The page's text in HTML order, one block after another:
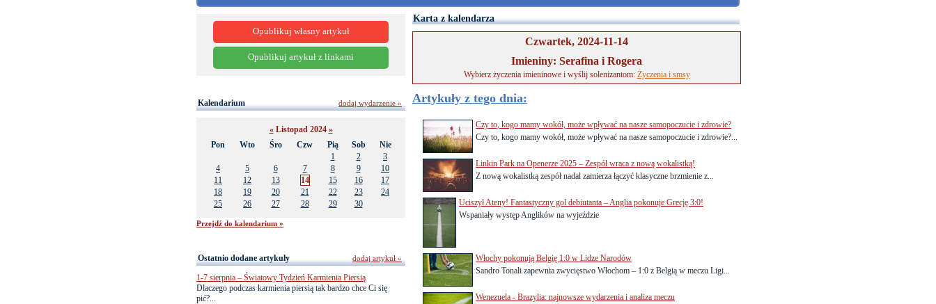
Karta z kalendarza
Czwartek, 2024-11-14
Imieniny: Serafina i Rogera
Wybierz życzenia imieninowe i wyślij solenizantom: Życzenia i smsy
Artykuły z tego dnia:
Czy to, kogo mamy wokół, może wpływać na nasze samopoczucie i zdrowie?
Czy to, kogo mamy wokół, może wpływać na nasze samopoczucie i zdrowie?...
Linkin Park na Openerze 2025 – Zespół wraca z nową wokalistką!
Z nową wokalistką zespół nadal zamierza łączyć klasyczne brzmienie z...
Uciszył Ateny! Fantastyczny gol debiutanta – Anglia pokonuje Grecję 3:0!
Wspaniały występ Anglików na wyjeździe
Włochy pokonują Belgię 1:0 w Lidze Narodów
Sandro Tonali zapewnia zwycięstwo Włochom – 1:0 z Belgią w meczu Ligi...
Wenezuela - Brazylia: najnowsze wydarzenia i analiza meczu
Opublikuj własny artykuł
Opublikuj artykuł z linkami
Kalendarium
«Listopad 2024 »
Pon
Wto Śro Czw Pią Sob
Nie
1
2
3
4
5 6 7 8 9
10
11
12 13 14 15 16
17
18
19 20 21 22 23
24
25
26 27 28 29 30
Przejdź do kalendarium »
dodaj wydarzenie »
Ostatnio dodane artykuły
1-7 sierpnia – Światowy Tydzień Karmienia Piersią
Dlaczego podczas karmienia piersią tak bardzo chce Ci się
pić?...
dodaj artykuł »